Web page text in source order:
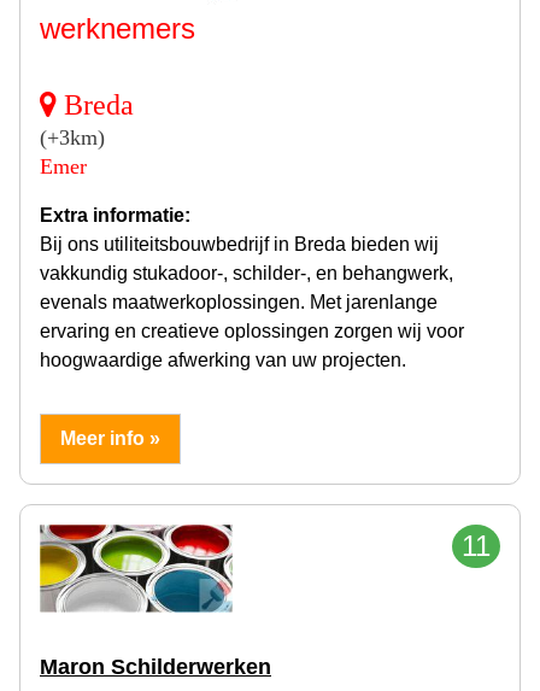
werknemers
Breda
(+3km)
Emer
Extra informatie:
Bij ons utiliteitsbouwbedrijf in Breda bieden wij
vakkundig stukadoor-, schilder-, en behangwerk,
evenals maatwerkoplossingen. Met jarenlange
ervaring en creatieve oplossingen zorgen wij voor
hoogwaardige afwerking van uw projecten.
Meer info »
11
Maron Schilderwerken